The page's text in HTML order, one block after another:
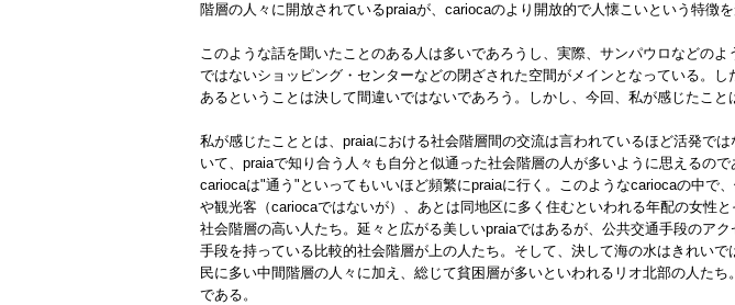
階層の人々に開放されているpraiaが、cariocaのより開放的で人懐こいという特徴
このような話を聞いたことのある人は多いであろうし、実際、サンパウロなどの
ではないショッピング・センターなどの閉ざされた空間がメインとなっている。
あるということは決して間違いではないであろう。しかし、今回、私が感じたこと
私が感じたこととは、praiaにおける社会階層間の交流は言われているほど活発で
いて、praiaで知り合う人々も自分と似通った社会階層の人が多いように思えるの
cariocaは"通う"といってもいいほど頻繁にpraiaに行く。このようなcariocaの中で
や観光客（cariocaではないが）、あとは同地区に多く住むといわれる年配の女性
社会階層の高い人たち。延々と広がる美しいpraiaではあるが、公共交通手段のア
手段を持っている比較的社会階層が上の人たち。そして、決して海の水はきれい
民に多い中間階層の人々に加え、総じて貧困層が多いといわれるリオ北部の人た
である。